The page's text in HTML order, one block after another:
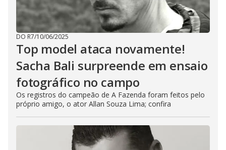
DO R7/10/06/2025
Top model ataca novamente!
Sacha Bali surpreende em ensaio
fotográfico no campo
Os registros do campeão de A Fazenda foram feitos pelo
próprio amigo, o ator Allan Souza Lima; confira